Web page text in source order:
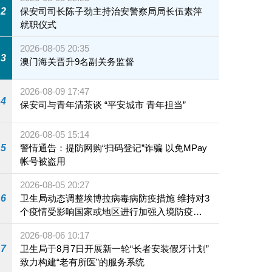
2
保安司司长陈子劲主持治安警察局局长伍素萍
就职仪式
3
2026-08-05 20:35
澳门海关晋升9名副关务监督
4
2026-08-09 17:47
保安司与青年清茶谈 “平安城市 青年担当”
5
2026-08-05 15:14
警情通告：提防网购“扫码登记”诈骗 以免MPay
帐号被盗用
6
2026-08-05 20:27
卫生局动态调整埃博拉病毒病防疫措施 维持对3
个疫情受影响国家或地区进行加强入境防疫措
施
7
2026-08-06 10:17
卫生局于8月7日开展新一轮“长者安装假牙计划”
致力构建“老有所医”的服务系统